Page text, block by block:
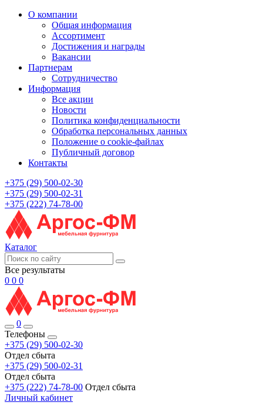
О компании
Общая информация
Ассортимент
Достижения и награды
Вакансии
Партнерам
Сотрудничество
Информация
Все акции
Новости
Политика конфиденциальности
Обработка персональных данных
Положение о cookie-файлах
Публичный договор
Контакты
+375 (29) 500-02-30
+375 (29) 500-02-31
+375 (222) 74-78-00
Каталог
Все результаты
0 0 0
0
Телефоны
+375 (29) 500-02-30
Отдел сбыта
+375 (29) 500-02-31
Отдел сбыта
+375 (222) 74-78-00 Отдел сбыта
Личный кабинет